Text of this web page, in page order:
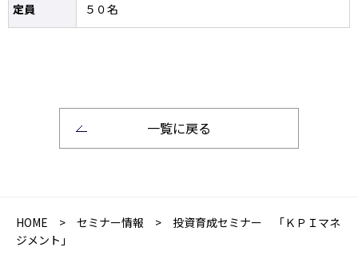
定員 ５０名
一覧に戻る
HOME > セミナー情報 > 投資育成セミナー 「ＫＰＩマネ
ジメント」